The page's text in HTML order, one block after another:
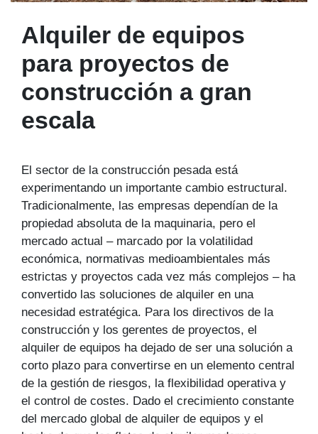
Alquiler de equipos
para proyectos de
construcción a gran
escala
El sector de la construcción pesada está
experimentando un importante cambio estructural.
Tradicionalmente, las empresas dependían de la
propiedad absoluta de la maquinaria, pero el
mercado actual – marcado por la volatilidad
económica, normativas medioambientales más
estrictas y proyectos cada vez más complejos – ha
convertido las soluciones de alquiler en una
necesidad estratégica. Para los directivos de la
construcción y los gerentes de proyectos, el
alquiler de equipos ha dejado de ser una solución a
corto plazo para convertirse en un elemento central
de la gestión de riesgos, la flexibilidad operativa y
el control de costes. Dado el crecimiento constante
del mercado global de alquiler de equipos y el